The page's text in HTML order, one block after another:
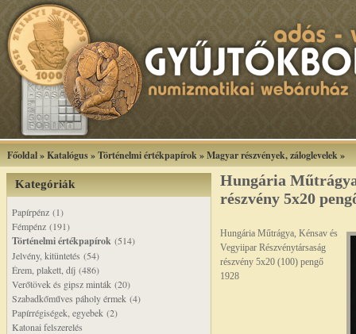
Főoldal»Katalógus»Történelmi értékpapírok»Magyar részvények, záloglevelek»
Kategóriák
Papírpénz (1)
Fémpénz (191)
Történelmi értékpapírok (514)
Jelvény, kitüntetés (54)
Érem, plakett, díj (486)
Verőtövek és gipsz minták (20)
Szabadkőműves páholy érmek (4)
Papírrégiségek, egyebek (2)
Katonai felszerelés
Hungária
részvény 5x20
Hungária Műtrágya, Kénsav és
Vegyiipar Részvénytársaság
részvény 5x20 (100) pengő
1928